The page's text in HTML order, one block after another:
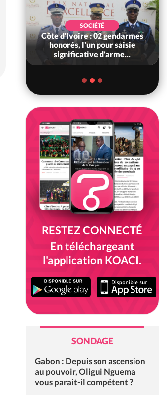
SOCIÉTÉ
Côte d'Ivoire : 02 gendarmes
honorés, l'un pour saisie
significative d'arme...
RESTEZ CONNECTÉ
En téléchargeant
l'application KOACI.
SONDAGE
Gabon : Depuis son ascension
au pouvoir, Oligui Nguema
vous parait-il compétent ?